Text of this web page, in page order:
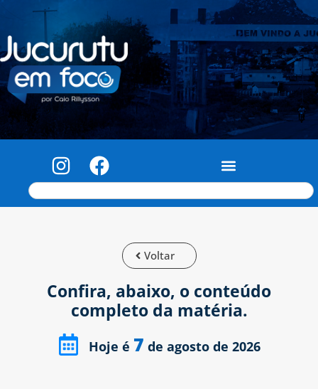
Voltar
Confira, abaixo, o conteúdo
completo da matéria.
Hoje é 7 de agosto de 2026